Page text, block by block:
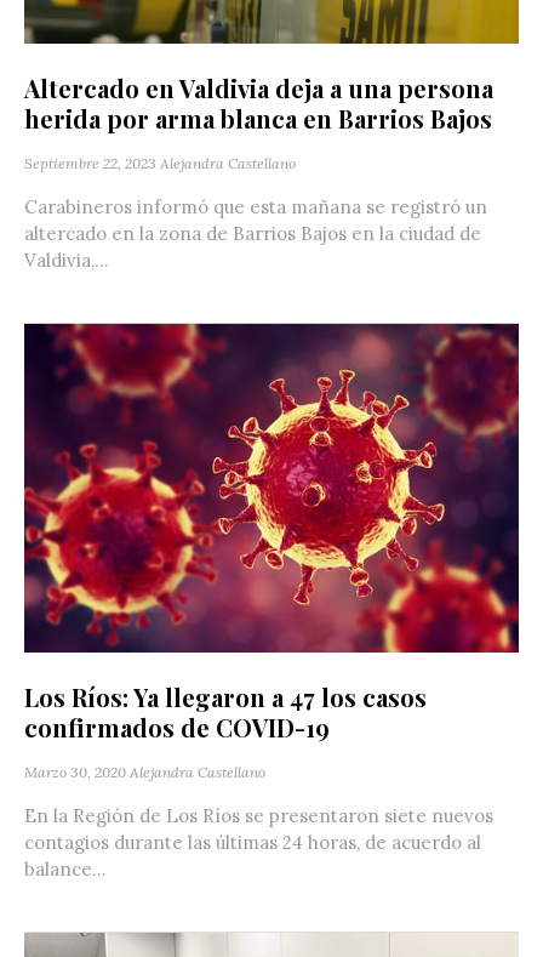
Altercado en Valdivia deja a una persona
herida por arma blanca en Barrios Bajos
Septiembre 22, 2023 Alejandra Castellano
Carabineros informó que esta mañana se registró un
altercado en la zona de Barrios Bajos en la ciudad de
Valdivia,...
Los Ríos: Ya llegaron a 47 los casos
confirmados de COVID-19
Marzo 30, 2020 Alejandra Castellano
En la Región de Los Ríos se presentaron siete nuevos
contagios durante las últimas 24 horas, de acuerdo al
balance...